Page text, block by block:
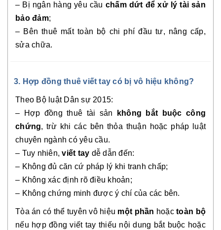
– Bị ngân hàng yêu cầu chấm dứt để xử lý tài sản
bảo đảm;
– Bên thuê mất toàn bộ chi phí đầu tư, nâng cấp,
sửa chữa.
3. Hợp đồng thuê viết tay có bị vô hiệu không?
Theo Bộ luật Dân sự 2015:
– Hợp đồng thuê tài sản
không bắt buộc công
chứng, trừ khi các bên thỏa thuận hoặc pháp luật
chuyên ngành có yêu cầu.
– Tuy nhiên,viết tay dễ dẫn đến:
– Không đủ căn cứ pháp lý khi tranh chấp;
– Không xác định rõ điều khoản;
– Không chứng minh được ý chí của các bên.
Tòa án có thể tuyên vô hiệu một phần hoặctoàn bộ
nếu hợp đồng viết tay thiếu nội dung bắt buộc hoặc